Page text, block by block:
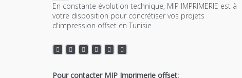
En constante évolution technique, MIP IMPRIMERIE est à
votre disposition pour concrétiser vos projets
d'impression offset en Tunisie
Pour contacter MIP Imprimerie offset: